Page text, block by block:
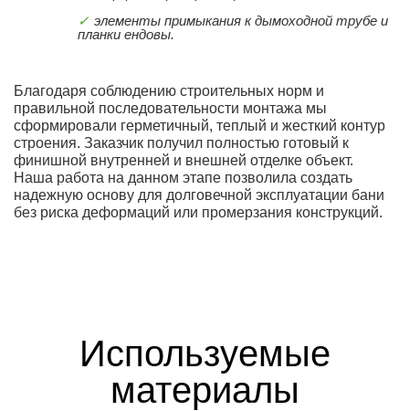
элементы примыкания к дымоходной трубе и
планки ендовы.
Благодаря соблюдению строительных норм и
правильной последовательности монтажа мы
сформировали герметичный, теплый и жесткий контур
строения. Заказчик получил полностью готовый к
финишной внутренней и внешней отделке объект.
Наша работа на данном этапе позволила создать
надежную основу для долговечной эксплуатации бани
без риска деформаций или промерзания конструкций.
Используемые
материалы